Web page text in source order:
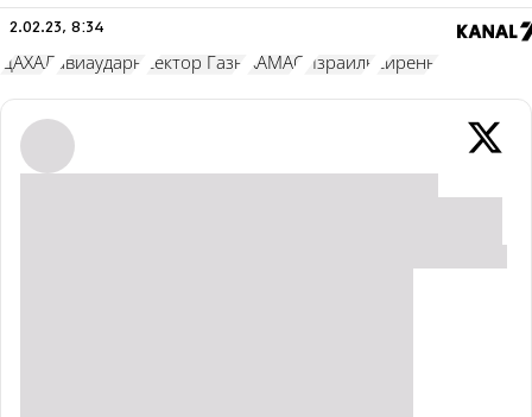
2.02.23, 8:34
ЦАХАЛ авиаудары сектор Газы ХАМАС Израиль сирены